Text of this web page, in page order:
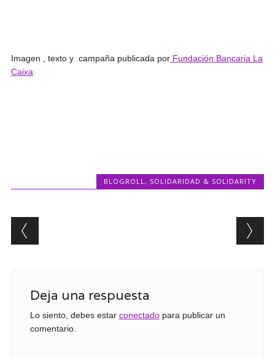
Imagen , texto y campaña publicada porFundación Bancaria La
Caixa
BLOGROLL , SOLIDARIDAD & SOLIDARITY
Post navigation
Deja una respuesta
Lo siento, debes estar conectadopara publicar un
comentario.